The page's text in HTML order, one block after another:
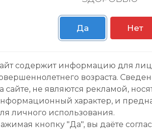
Да Нет
содержит информацию для лиц
возраста.
сайте, не являются рекламой,
характер, и
личного использования.
кнопку "Да", вы даёте